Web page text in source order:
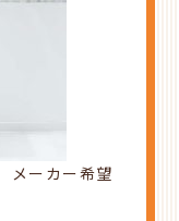
メーカー希望